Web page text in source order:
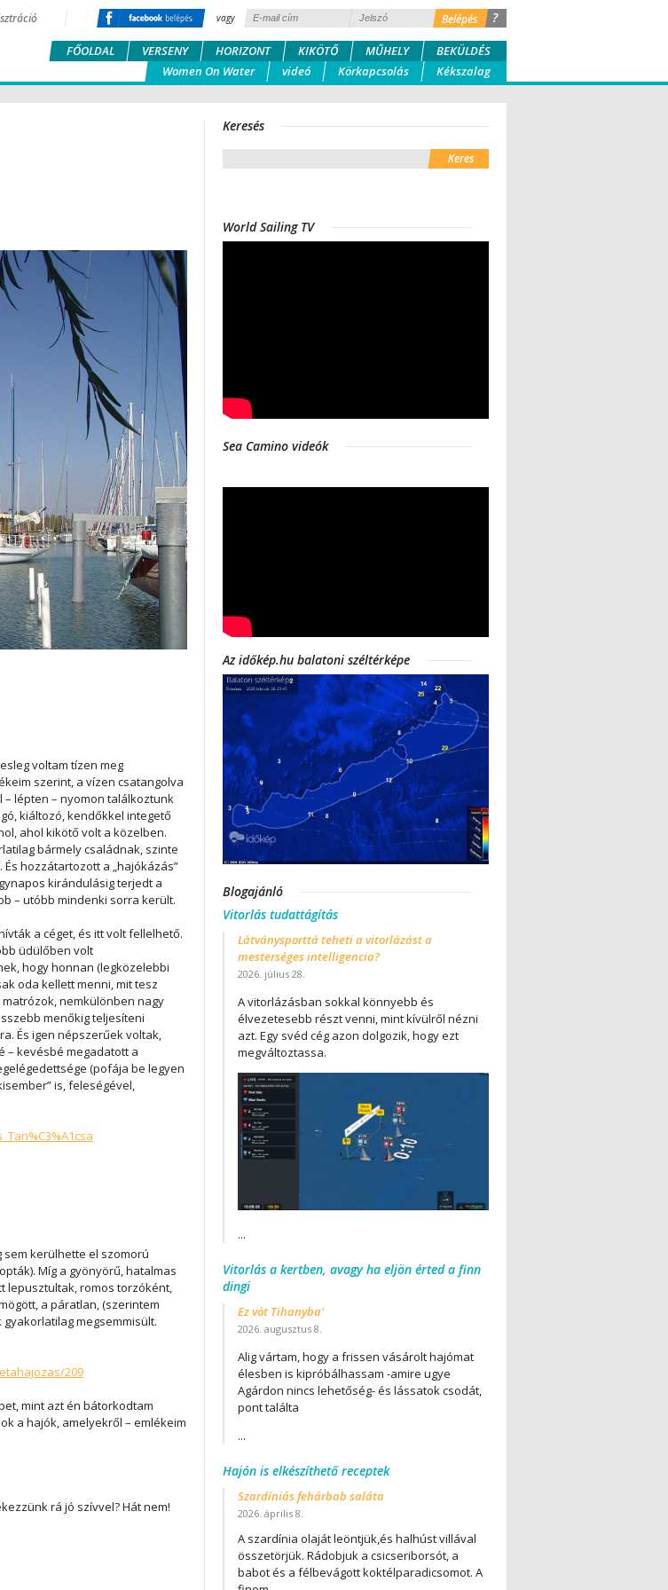
?
vagy
FŐOLDAL VERSENY HORIZONT KIKÖTŐ MŰHELY
BEKÜLDÉS
Women On Water
videó Körkapcsolás Kékszalag
voltam tízen meg
szerint, a vízen csatangolva
lépten – nyomon találkoztunk
kiáltozó, kendőkkel integető
ahol kikötő volt a közelben.
bármely családnak, szinte
hozzátartozott a „hajókázás”
kirándulásig terjedt a
– utóbb mindenki sorra került.
hívták a céget, és itt volt fellelhető.
üdülőben volt
hogy honnan (legközelebbi
oda kellett menni, mit tesz
nemkülönben nagy
menőkig teljesíteni
És igen népszerűek voltak,
– kevésbé megadatott a
(pofája be legyen
is, feleségével,
sem kerülhette el szomorú
Míg a gyönyörű, hatalmas
lepusztultak, romos torzóként,
a páratlan, (szerintem
megsemmisült.
209
mint azt én bátorkodtam
a hajók, amelyekről – emlékeim
rá jó szívvel? Hát nem!
Keresés
World Sailing TV
Sea Camino videók
Az időkép.hu balatoni széltérképe
Blogajánló
Vitorlás tudattágítás
Látványsporttá teheti a vitorlázást a
mesterséges intelligencia?
2026. július 28.
A vitorlázásban sokkal könnyebb és
élvezetesebb részt venni, mint kívülről nézni
azt. Egy svéd cég azon dolgozik, hogy ezt
megváltoztassa.
...
Vitorlás a kertben, avagy ha eljön érted a finn
dingi
Ez vót Tihanyba'
2026. augusztus 8.
Alig vártam, hogy a frissen vásárolt hajómat
élesben is kipróbálhassam -amire ugye
Agárdon nincs lehetőség- és lássatok csodát,
pont találta
...
Hajón is elkészíthető receptek
Szardíniás fehárbab saláta
2026. április 8.
A szardínia olaját leöntjük,és halhúst villával
összetörjük. Rádobjuk a csicseriborsót, a
babot és a félbevágott koktélparadicsomot. A